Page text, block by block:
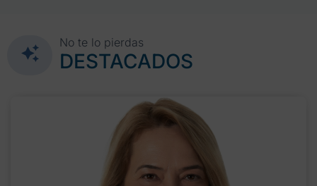
No te lo pierdas
DESTACADOS